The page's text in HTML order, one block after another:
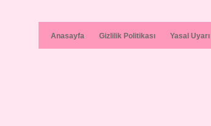
Anasayfa Gizlilik Politikası Yasal Uyarı